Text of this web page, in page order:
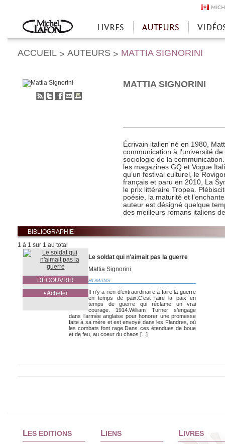
Accueil
LIVRES AUTEURS
ACCUEIL > AUTEURS > MATTIA SIGNORINI
MATTIA SIGNORINI
Écrivain italien né en 1980,
communication à l’université
sociologie de la
les magazines GQ et Vogue
qu’un festival culturel, le
français et paru en 2010, La
le prix littéraire Tropea.
poésie, la maturité et
auteur est désigné quelque
des meilleurs romans italiens
BIBLIOGRAPHIE
1 à 1 sur 1 au total
DÉCOUVRIR
• Acheter
Le soldat qui n'aimait pas la guerre
Mattia Signorini
ROMANS
Il n’y a rien d’extraordinaire à faire la guerre
en temps de paix.C’est faire la paix en
temps de guerre qui réclame un vrai
courage. 1914.William Turner s’engage
dans l’armée anglaise pour honorer une promesse
faite à sa mère et est envoyé dans les Flandres, où
les combats font rage.Dans ces étendues de boue
et de feu, au coeur du chaos [...]
LES EDITIONS LIENS LIVRES